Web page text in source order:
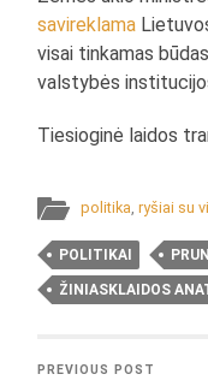
savireklama
visai tinkamas
valstybės
Tiesioginė laidos
politika ,ryšiai su
POLITIKAI
ŽINIASKLAIDOS
PREVIOUS POST